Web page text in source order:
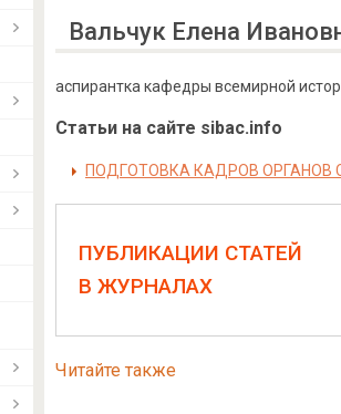
Вальчук Елена
аспирантка кафедры всемирной
Статьи на сайте sibac.info
ПОДГОТОВКА КАДРОВ ОРГАНОВ
ПУБЛИКАЦИИ СТАТЕЙ
В ЖУРНАЛАХ
Читайте также